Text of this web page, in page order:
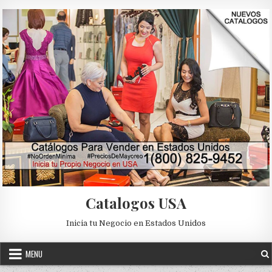
Catalogos USA
Inicia tu Negocio en Estados Unidos
MENU